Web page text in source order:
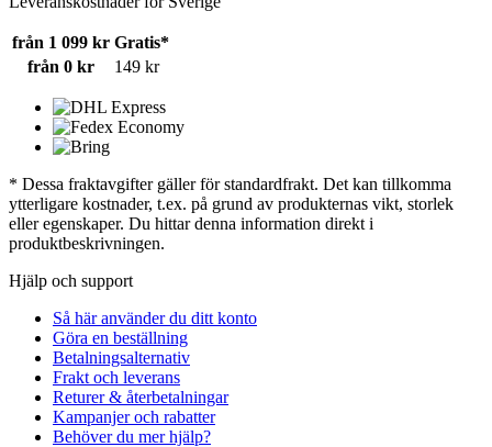
från 1 099 kr Gratis*
från 0 kr
149 kr
* Dessa fraktavgifter gäller för standardfrakt. Det kan tillkomma
ytterligare kostnader, t.ex. på grund av produkternas vikt, storlek
eller egenskaper. Du hittar denna information direkt i
produktbeskrivningen.
Hjälp och support
Så här använder du ditt konto
Göra en beställning
Betalningsalternativ
Frakt och leverans
Returer & återbetalningar
Kampanjer och rabatter
Behöver du mer hjälp?